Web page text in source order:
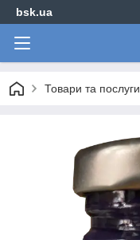
bsk.ua
Товари та послуги